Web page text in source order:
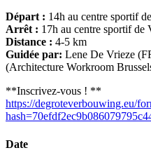
Départ : 14h au centre sportif
Arrêt : 17h au centre sportif de
Distance : 4-5 km
Guidée par: Lene De Vrieze
(Architecture Workroom
**Inscrivez-vous ! **
https://degroteverbouwing.eu/
Date